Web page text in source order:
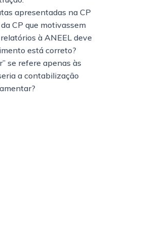
apresentadas na CP
CP que motivassem
à ANEEL deve
está correto?
se refere apenas às
a contabilização